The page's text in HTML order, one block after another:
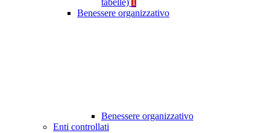
tabelle)
Benessere organizzativo
Benessere organizzativo
Enti controllati